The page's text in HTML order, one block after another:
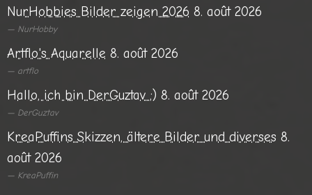
NurHobbies Bilder zeigen 2026 8. août 2026
NurHobby
Artflo's Aquarelle 8. août 2026
artflo
Hallo, ich bin DerGuztav ;) 8. août 2026
DerGuztav
KreaPuffins Skizzen, ältere Bilder und diverses 8.
août 2026
KreaPuffin